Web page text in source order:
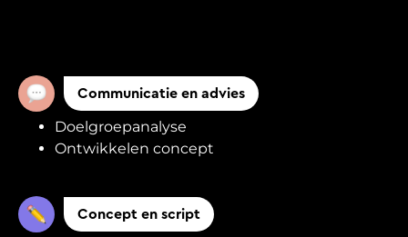
Communicatie en advies
Doelgroepanalyse
Ontwikkelen concept
Concept en script